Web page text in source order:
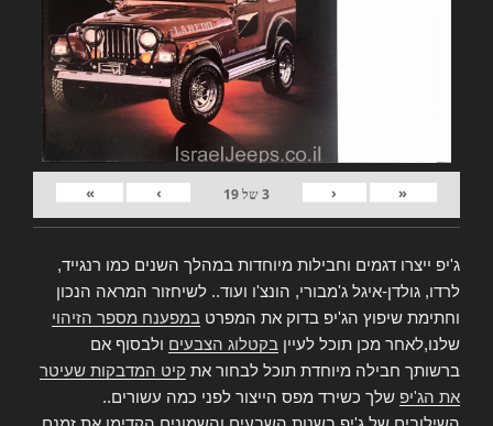
«
‹
3של19
›
»
ג'יפ ייצרו דגמים וחבילות מיוחדות במהלך השנים כמו רנגייד,
לרדו, גולדן-איגל ג'מבורי, הונצ'ו ועוד.. לשיחזור המראה הנכון
וחתימת שיפוץ הג'יפ בדוק את המפרט במפענח מספר הזיהוי
שלנו,לאחר מכן תוכל לעיין בקטלוג הצבעים ולבסוף אם
ברשותך חבילה מיוחדת תוכל לבחור את קיט המדבקות שעיטר
את הג'יפ שלך כשירד מפס הייצור לפני כמה עשורים..